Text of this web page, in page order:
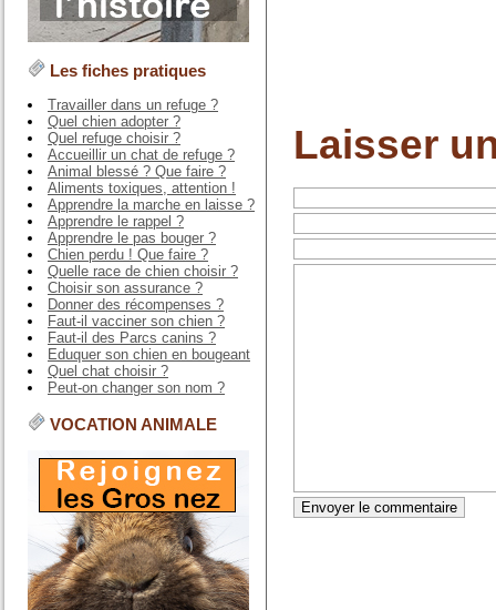
Les fiches pratiques
Travailler dans un refuge ?
Quel chien adopter ?
Quel refuge choisir ?
Accueillir un chat de refuge ?
Animal blessé ? Que faire ?
Aliments toxiques, attention !
Apprendre la marche en laisse ?
Apprendre le rappel ?
Apprendre le pas bouger ?
Chien perdu ! Que faire ?
Quelle race de chien choisir ?
Choisir son assurance ?
Donner des récompenses ?
Faut-il vacciner son chien ?
Faut-il des Parcs canins ?
Eduquer son chien en bougeant
Quel chat choisir ?
Peut-on changer son nom ?
VOCATION ANIMALE
Laisser